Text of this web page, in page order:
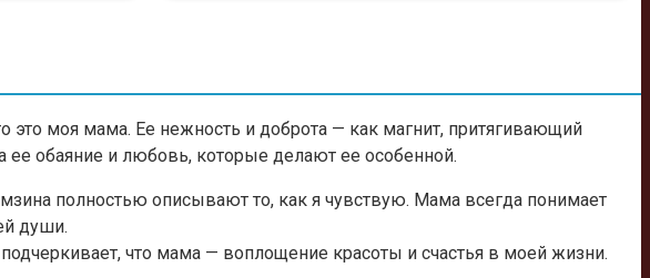
это моя мама. Ее нежность и доброта — как магнит, притягивающий
обаяние и любовь, которые делают ее особенной.
полностью описывают то, как я чувствую. Мама всегда понимает
души.
что мама — воплощение красоты и счастья в моей жизни.